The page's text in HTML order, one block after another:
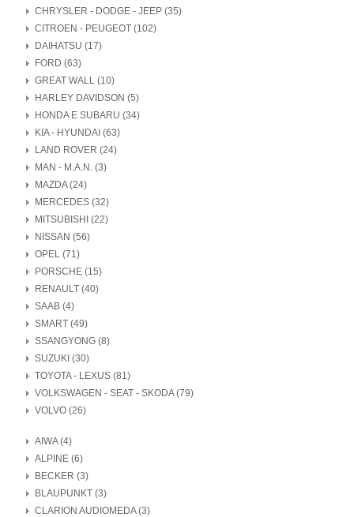
CHRYSLER - DODGE - JEEP (35)
CITROEN - PEUGEOT (102)
DAIHATSU (17)
FORD (63)
GREAT WALL (10)
HARLEY DAVIDSON (5)
HONDA E SUBARU (34)
KIA - HYUNDAI (63)
LAND ROVER (24)
MAN - M.A.N. (3)
MAZDA (24)
MERCEDES (32)
MITSUBISHI (22)
NISSAN (56)
OPEL (71)
PORSCHE (15)
RENAULT (40)
SAAB (4)
SMART (49)
SSANGYONG (8)
SUZUKI (30)
TOYOTA - LEXUS (81)
VOLKSWAGEN - SEAT - SKODA (79)
VOLVO (26)
AIWA (4)
ALPINE (6)
BECKER (3)
BLAUPUNKT (3)
CLARION AUDIOMEDA (3)